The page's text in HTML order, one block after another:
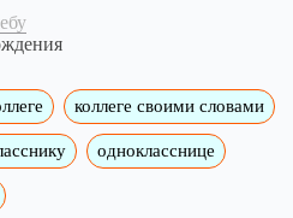
коллеге своими словами
однокласснице